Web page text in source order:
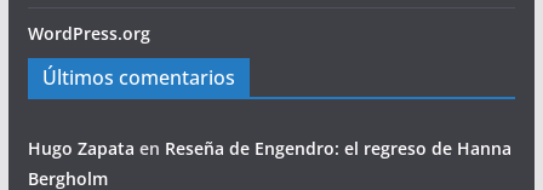
WordPress.org
Últimos comentarios
Hugo Zapata en Reseña de Engendro: el regreso de Hanna
Bergholm